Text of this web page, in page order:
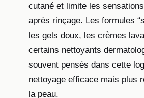
cutané et limite les
après rinçage. Les formules
les gels doux, les crèmes
certains nettoyants
souvent pensés dans cette
nettoyage efficace mais plus
la peau.